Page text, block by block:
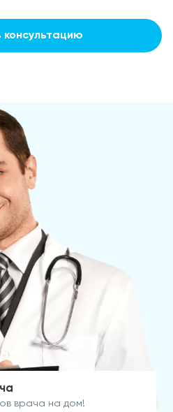
консультацию
врача на дом!